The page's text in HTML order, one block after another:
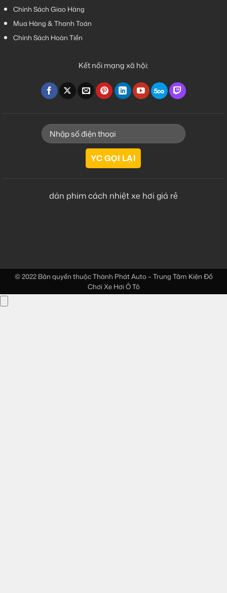
Chính Sách Giao Hàng
Mua Hàng & Thanh Toán
Chính Sách Hoàn Tiền
Kết nối mạng xã hội:
dán phim cách nhiệt xe hơi giá rẻ
© 2022 Bản quyền thuộcThành Phát Auto – Trung Tâm Kiện Đồ
Chơi Xe Hơi Ô Tô